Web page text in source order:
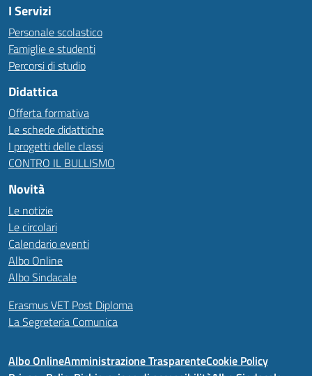
I Servizi
Personale scolastico
Famiglie e studenti
Percorsi di studio
Didattica
Offerta formativa
Le schede didattiche
I progetti delle classi
CONTRO IL BULLISMO
Novità
Le notizie
Le circolari
Calendario eventi
Albo Online
Albo Sindacale
Erasmus VET Post Diploma
La Segreteria Comunica
Albo OnlineAmministrazione TrasparenteCookie Policy